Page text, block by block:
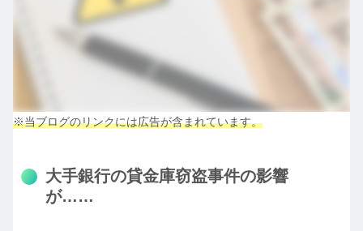
※当ブログのリンクには広告が含まれています。
大手銀行の貸金庫窃盗事件の影響
が……